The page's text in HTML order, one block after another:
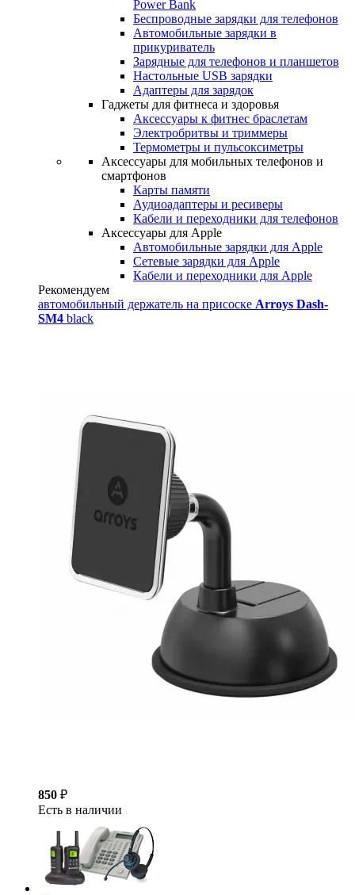
Power Bank
Беспроводные зарядки для телефонов
Автомобильные зарядки в
прикуриватель
Зарядные для телефонов и планшетов
Настольные USB зарядки
Адаптеры для зарядок
Гаджеты для фитнеса и здоровья
Аксессуары к фитнес браслетам
Электробритвы и триммеры
Термометры и пульсоксиметры
Аксессуары для мобильных телефонов и
смартфонов
Карты памяти
Аудиоадаптеры и ресиверы
Кабели и переходники для телефонов
Аксессуары для Apple
Автомобильные зарядки для Apple
Сетевые зарядки для Apple
Кабели и переходники для Apple
Рекомендуем
автомобильный держатель на присоске Arroys Dash-
SM4 black
850 ₽
Есть в наличии